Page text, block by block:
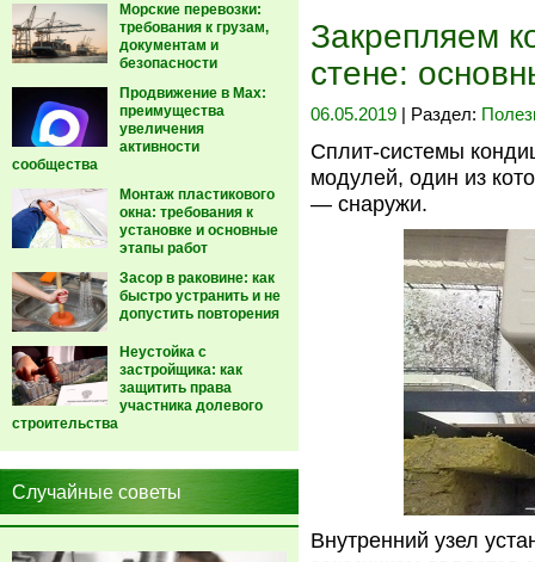
Морские перевозки:
требования к грузам,
документам и
безопасности
Продвижение в Max:
преимущества
увеличения
активности
сообщества
Монтаж пластикового
окна: требования к
установке и основные
этапы работ
Засор в раковине: как
быстро устранить и не
допустить повторения
Неустойка с
застройщика: как
защитить права
участника долевого
строительства
Случайные советы
Закрепляем
стене:
06.05.2019 | Раздел:
Сплит-системы
модулей, один из
— снаружи.
Внутренний узел